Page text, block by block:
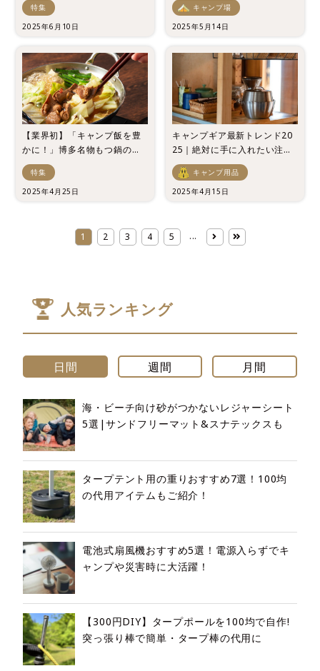
監修 『リュウジのグリドル』
新発売
特集
2025年6月10日
とき」をレビュー！
キャンプ場
2025年5月14日
【業界初】「キャンプ飯を豊
かに！」博多名物もつ鍋の
「缶詰」を紹介！
特集
2025年4月25日
キャンプギア最新トレンド20
25｜絶対に手に入れたい注目
アイテム10選
キャンプ用品
2025年4月15日
1 2 3 4 5 ...
人気ランキング
日間 週間 月間
海・ビーチ向け砂がつかないレジャーシート
5選|サンドフリーマット&スナテックスも
タープテント用の重りおすすめ7選！100均
の代用アイテムもご紹介！
電池式扇風機おすすめ5選！電源入らずでキ
ャンプや災害時に大活躍！
【300円DIY】タープポールを100均で自作!
突っ張り棒で簡単・タープ棒の代用に